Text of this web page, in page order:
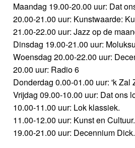
Maandag 19.00-20.00 uur: Dat
20.00-21.00 uur: Kunstwaarde:
21.00-22.00 uur: Jazz op de
Dinsdag 19.00-21.00 uur:
Woensdag 20.00-22.00 uur:
20.00 uur: Radio 6
Donderdag 0.00-01.00 uur: 'k Zal
Vrijdag 09.00-10.00 uur: Dat ons
10.00-11.00 uur: Lok klassiek.
11.00-12.00 uur: Kunst en
19.00-21.00 uur: Decennium